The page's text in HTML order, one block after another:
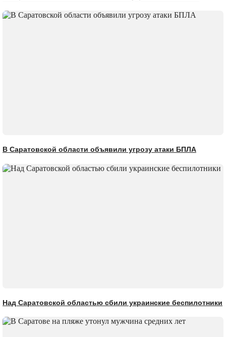
В Саратовской области объявили угрозу атаки БПЛА
Над Саратовской областью сбили украинские беспилотники